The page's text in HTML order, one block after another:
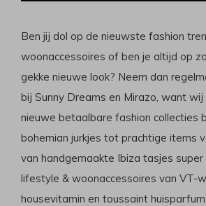
Ben jij dol op de nieuwste fashion
woonaccessoires of ben je altijd op
gekke nieuwe look? Neem dan
bij Sunny Dreams en Mirazo, want
nieuwe betaalbare fashion collecties
bohemian jurkjes tot prachtige items
van handgemaakte Ibiza tasjes
lifestyle & woonaccessoires van VT-
housevitamin en toussaint